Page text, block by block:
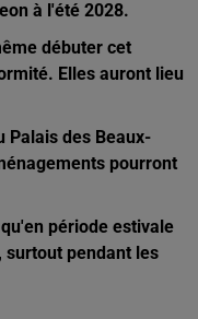
à l'été 2028.
débuter cet
Elles auront lieu
Palais des Beaux-
pourront
période estivale
surtout pendant les